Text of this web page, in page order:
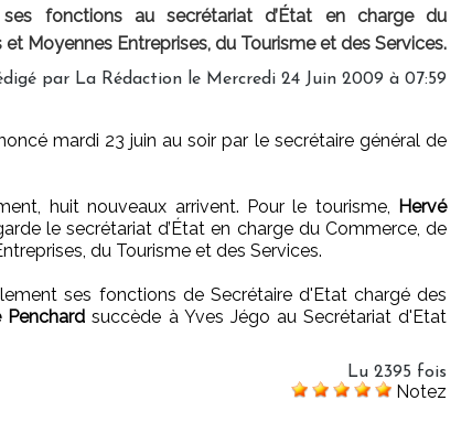
fonctions au secrétariat d’État en charge du
Moyennes Entreprises, du Tourisme et des Services.
par La Rédaction le Mercredi 24 Juin 2009 à 07:59
mardi 23 juin au soir par le secrétaire général de
huit nouveaux arrivent. Pour le tourisme, Hervé
le secrétariat d’État en charge du Commerce, de
du Tourisme et des Services.
ses fonctions de Secrétaire d'Etat chargé des
Penchard succède à Yves Jégo au Secrétariat d'Etat
Lu 2395 fois
Notez